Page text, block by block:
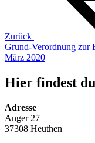
Zurück
Grund-Verordnung zur
März 2020
Hier findest
Adresse
Anger 27
37308 Heuthen